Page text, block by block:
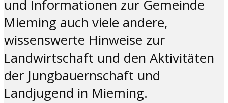
und Informationen zur Gemeinde
Mieming auch viele andere,
wissenswerte Hinweise zur
Landwirtschaft und den Aktivitäten
der Jungbauernschaft und
Landjugend in Mieming.